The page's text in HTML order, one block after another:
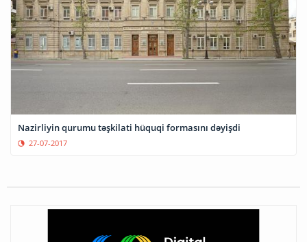
Nazirliyin qurumu təşkilati hüquqi formasını dəyişdi
27-07-2017